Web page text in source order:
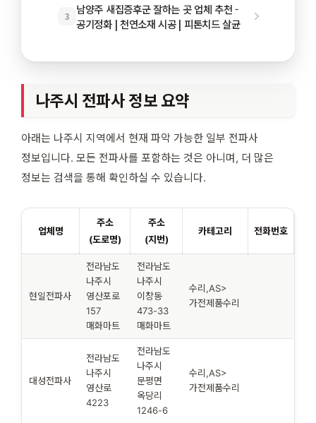
3
남양주 새집증후군 잘하는 곳 업체 추천 -
공기정화 | 천연소재 시공 | 피톤치드 살균
나주시 전파사 정보 요약
아래는 나주시 지역에서 현재 파악 가능한 일부 전파사
정보입니다. 모든 전파사를 포함하는 것은 아니며, 더 많은
정보는 검색을 통해 확인하실 수 있습니다.
업체명
주소
(도로명)
주소
(지번)
카테고리 전화번호
현일전파사
전라남도
나주시
영산포로
157
매화마트
전라남도
나주시
이창동
473-33
매화마트
수리,AS>
가전제품수리
대성전파사
전라남도
나주시
영산로
4223
전라남도
나주시
문평면
옥당리
1246-6
수리,AS>
가전제품수리